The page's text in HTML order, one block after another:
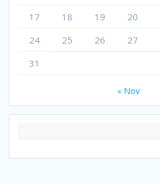
17
18 19 20
24
25 26 27
31
« Nov